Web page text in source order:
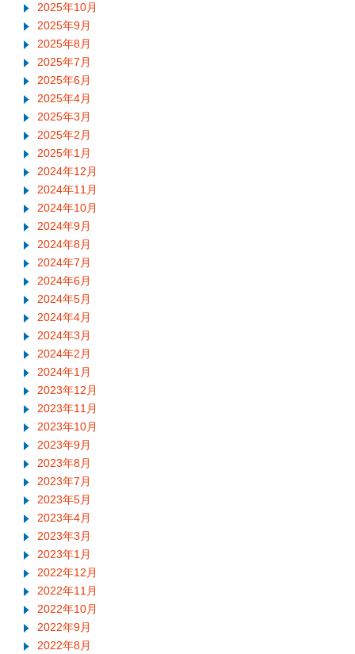
2025年10月
2025年9月
2025年8月
2025年7月
2025年6月
2025年4月
2025年3月
2025年2月
2025年1月
2024年12月
2024年11月
2024年10月
2024年9月
2024年8月
2024年7月
2024年6月
2024年5月
2024年4月
2024年3月
2024年2月
2024年1月
2023年12月
2023年11月
2023年10月
2023年9月
2023年8月
2023年7月
2023年5月
2023年4月
2023年3月
2023年1月
2022年12月
2022年11月
2022年10月
2022年9月
2022年8月